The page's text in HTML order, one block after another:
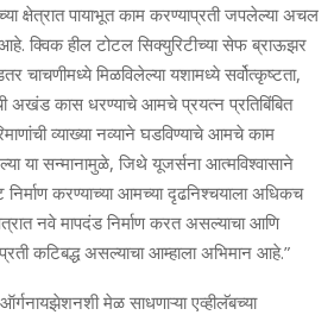
क्षेत्रात पायाभूत काम करण्याप्रती जपलेल्या अचल
आहे. क्विक हील टोटल सिक्युरिटीच्या सेफ ब्राऊझर
मिळविलेल्या यशामध्ये सर्वोत्कृष्टता,
अखंड कास धरण्याचे आमचे प्रयत्न प्रतिबिंबित
व्याख्या नव्याने घडविण्याचे आमचे काम
या सन्मानामुळे, जिथे यूजर्सना आत्मविश्वासाने
करण्याच्या आमच्या दृढनिश्चयाला अधिकच
नवे मापदंड निर्माण करत असल्याचा आणि
कटिबद्ध असल्याचा आम्हाला अभिमान आहे.”
मेळ साधणाऱ्या एव्हीलॅबच्या